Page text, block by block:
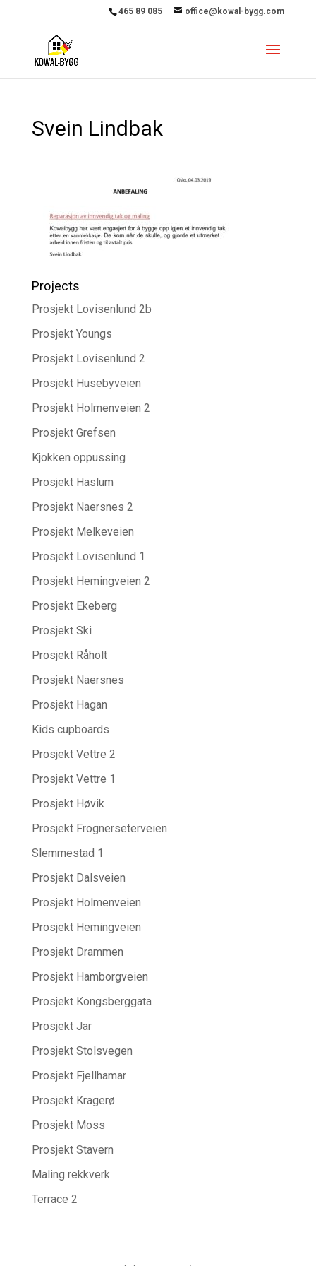
465 89 085 office@kowal-bygg.com
Svein Lindbak
Projects
Prosjekt Lovisenlund 2b
Prosjekt Youngs
Prosjekt Lovisenlund 2
Prosjekt Husebyveien
Prosjekt Holmenveien 2
Prosjekt Grefsen
Kjokken oppussing
Prosjekt Haslum
Prosjekt Naersnes 2
Prosjekt Melkeveien
Prosjekt Lovisenlund 1
Prosjekt Hemingveien 2
Prosjekt Ekeberg
Prosjekt Ski
Prosjekt Råholt
Prosjekt Naersnes
Prosjekt Hagan
Kids cupboards
Prosjekt Vettre 2
Prosjekt Vettre 1
Prosjekt Høvik
Prosjekt Frognerseterveien
Slemmestad 1
Prosjekt Dalsveien
Prosjekt Holmenveien
Prosjekt Hemingveien
Prosjekt Drammen
Prosjekt Hamborgveien
Prosjekt Kongsberggata
Prosjekt Jar
Prosjekt Stolsvegen
Prosjekt Fjellhamar
Prosjekt Kragerø
Prosjekt Moss
Prosjekt Stavern
Maling rekkverk
Terrace 2